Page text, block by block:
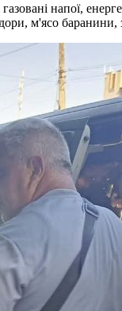
напої,
м'ясо баранини,